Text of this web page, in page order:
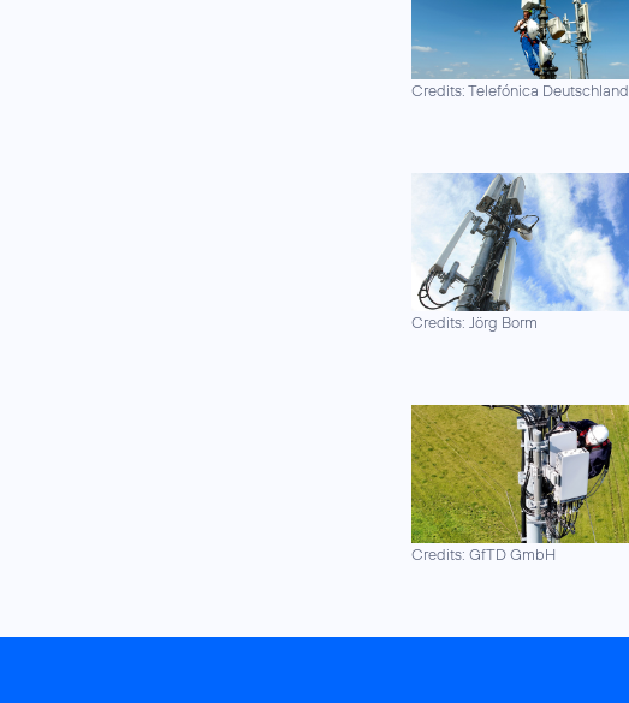
Credits: Telefónica Deutschland
Credits: Jörg Borm
Credits: GfTD GmbH